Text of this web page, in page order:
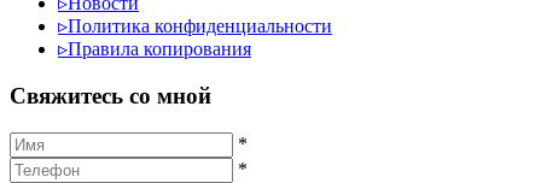
▹Политика конфиденциальности
▹Правила копирования
Cвяжитесь со мной
*
*